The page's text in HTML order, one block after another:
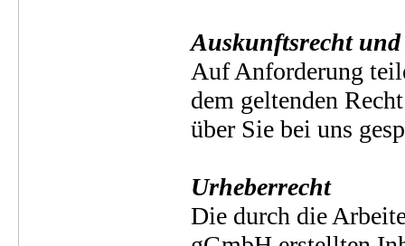
Auskunftsrecht
Auf Anforderung
dem geltenden
über Sie bei uns
Urheberrecht
Die durch die